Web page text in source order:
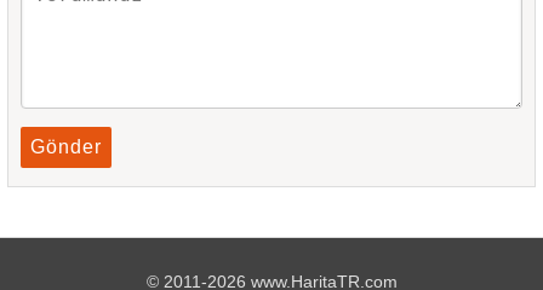
Gönder
© 2011-2026 www.HaritaTR.com